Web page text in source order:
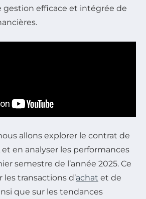
gestion efficace et intégrée de
allons explorer le contrat de
et en analyser les performances
semestre de l’année 2025. Ce
les transactions d’achat et de
que sur les tendances